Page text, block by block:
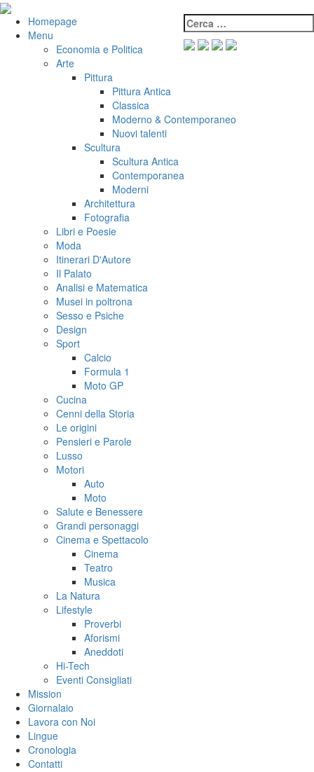
Salta
contenuto
VeniVidiVici Cerca:
Homepage
Menu
Economia e Politica
Arte
Pittura
Pittura Antica
Classica
Moderno & Contemporaneo
Nuovi talenti
Scultura
Scultura Antica
Contemporanea
Moderni
Architettura
Fotografia
Libri e Poesie
Moda
Itinerari D'Autore
Il Palato
Analisi e Matematica
Musei in poltrona
Sesso e Psiche
Design
Sport
Calcio
Formula 1
Moto GP
Cucina
Cenni della Storia
Le origini
Pensieri e Parole
Lusso
Motori
Auto
Moto
Salute e Benessere
Grandi personaggi
Cinema e Spettacolo
Cinema
Teatro
Musica
La Natura
Lifestyle
Proverbi
Aforismi
Aneddoti
Hi-Tech
Eventi Consigliati
Mission
Giornalaio
Lavora con Noi
Lingue
Cronologia
Contatti